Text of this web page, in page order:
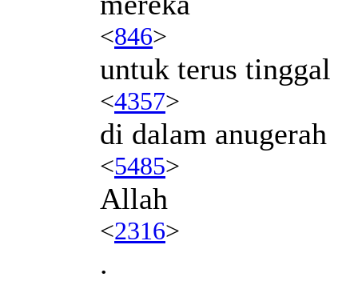
<846>
untuk terus tinggal
<4357>
di dalam anugerah
<5485>
Allah
<2316>
.